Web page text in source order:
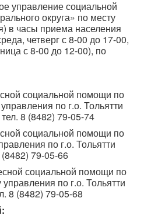
управление социальной
округа» по месту
в часы приема населения
четверг с 8-00 до 17-00,
с 8-00 до 12-00), по
социальной помощи по
по г.о. Тольятти
8 (8482) 79-05-74
социальной помощи по
по г.о. Тольятти
79-05-66
социальной помощи по
по г.о. Тольятти
8 (8482) 79-05-68